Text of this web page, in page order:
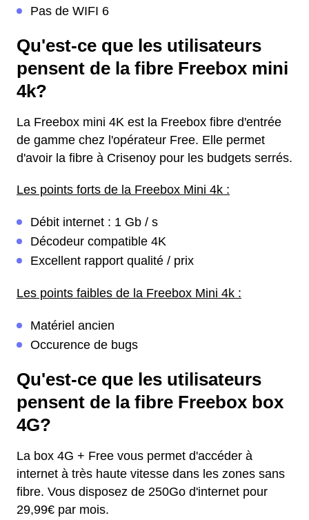
Pas de WIFI 6
Qu'est-ce que les utilisateurs
pensent de la fibre Freebox mini
4k?
La Freebox mini 4K est la Freebox fibre d'entrée
de gamme chez l'opérateur Free. Elle permet
d'avoir la fibre à Crisenoy pour les budgets serrés.
Les points forts de la Freebox Mini 4k :
Débit internet : 1 Gb / s
Décodeur compatible 4K
Excellent rapport qualité / prix
Les points faibles de la Freebox Mini 4k :
Matériel ancien
Occurence de bugs
Qu'est-ce que les utilisateurs
pensent de la fibre Freebox box
4G?
La box 4G + Free vous permet d'accéder à
internet à très haute vitesse dans les zones sans
fibre. Vous disposez de 250Go d'internet pour
29,99€ par mois.